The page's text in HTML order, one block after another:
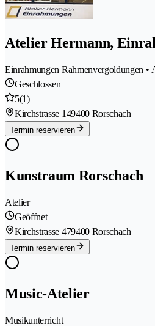
Atelier Hermann,
Einrahmungen Rahmenvergoldungen •
Geschlossen
5(1)
Kirchstrasse 149400 Rorschach
Termin reservieren
Kunstraum Rorschach
Atelier
Geöffnet
Kirchstrasse 479400 Rorschach
Termin reservieren
Music-Atelier
Musikunterricht